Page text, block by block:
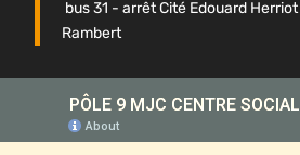
bus 31 - arrêt Cité Edouard Herriot
Rambert